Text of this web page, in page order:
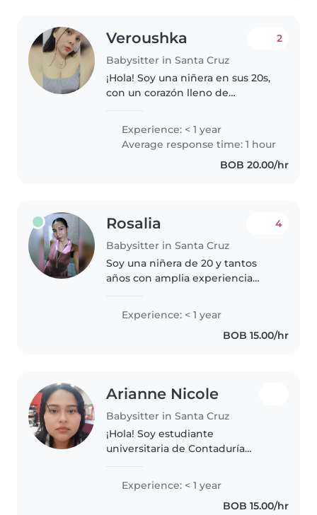
Veroushka
Babysitter in Santa Cruz
2
¡Hola! Soy una niñera en sus 20s,
con un corazón lleno de
soy nueva en el cuidado infantil,
estoy lista para aprender y
ofrecer un ambiente seguro y..
Experience: < 1 year
Average response time: 1 hour
BOB 20.00/hr
Rosalia
Babysitter in Santa Cruz
4
Soy una niñera de 20 y tantos
años con amplia experiencia
edades, desde bebés hasta
adolescentes. Tengo certificación
de primeros auxilios y disfruto..
Experience: < 1 year
BOB 15.00/hr
Arianne Nicole
Babysitter in Santa Cruz
¡Hola! Soy estudiante
universitaria de Contaduría
responsable, comprometida y
muy puntual (jamás falto a mis
Experience: < 1 year
BOB 15.00/hr